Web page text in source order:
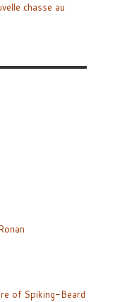
chasse au
of Spiking-Beard